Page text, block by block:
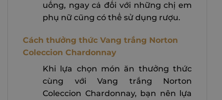
uống, ngay cả đối với những chị em
phụ nữ cũng có thể sử dụng rượu.
Cách thưởng thức Vang trắng Norton
Coleccion Chardonnay
Khi lựa chọn món ăn thưởng thức
cùng với Vang trắng Norton
Coleccion Chardonnay, bạn nên lựa